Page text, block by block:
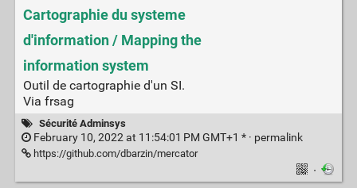
Cartographie du systeme
d'information / Mapping the
information system
Outil de cartographie d'un SI.
Via frsag
Sécurité Adminsys
February 10, 2022 at 11:54:01 PM GMT+1 * · permalink
https://github.com/dbarzin/mercator
·